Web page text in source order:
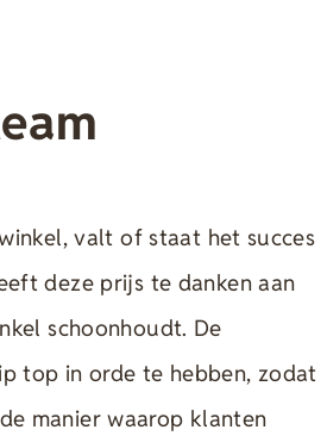
valt of staat het succes
deze prijs te danken aan
schoonhoudt. De
top in orde te hebben, zodat
manier waarop klanten